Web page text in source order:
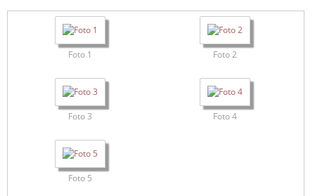
Foto 1 Foto 2
Foto 3 Foto 4
Foto 5